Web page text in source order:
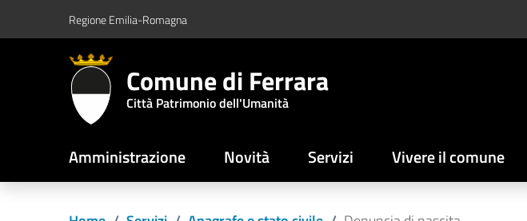
Vai al contenuto principale
Vai al footerRegione Emilia-Romagna
Comune di Ferrara
Città Patrimonio dell'Umanità
Amministrazione Novità Servizi Vivere il comune